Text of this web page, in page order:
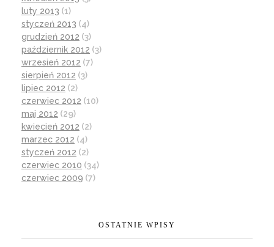
luty 2013 (1)
styczeń 2013 (4)
grudzień 2012 (3)
październik 2012 (3)
wrzesień 2012 (7)
sierpień 2012 (3)
lipiec 2012 (2)
czerwiec 2012 (10)
maj 2012 (29)
kwiecień 2012 (2)
marzec 2012 (4)
styczeń 2012 (2)
czerwiec 2010 (34)
czerwiec 2009 (7)
OSTATNIE WPISY